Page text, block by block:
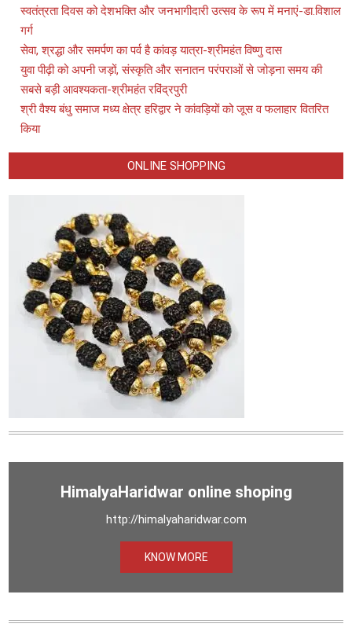
स्वतंत्रता दिवस को देशभक्ति और जनभागीदारी उत्सव के रूप में मनाएं-डा.विशाल
गर्ग
सेवा, श्रद्धा और समर्पण का पर्व है कांवड़ यात्रा-श्रीमहंत विष्णु दास
युवा पीढ़ी को अपनी जड़ों, संस्कृति और सनातन परंपराओं से जोड़ना समय की
सबसे बड़ी आवश्यकता-श्रीमहंत रविंद्रपुरी
श्री वैश्य बंधु समाज मध्य क्षेत्र हरिद्वार ने कांवड़ियों को जूस व फलाहार वितरित
किया
ONLINE SHOPPING
HimalyaHaridwar online shoping
http://himalyaharidwar.com
KNOW MORE